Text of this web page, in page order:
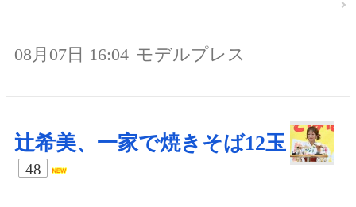
08月07日 16:04 モデルプレス
辻希美、一家で焼きそば12玉
48